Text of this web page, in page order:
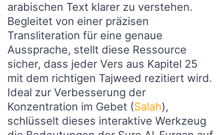
arabischen Text klarer zu verstehen.
Begleitet von einer präzisen
Transliteration für eine genaue
Aussprache, stellt diese Ressource
sicher, dass jeder Vers aus Kapitel 25
mit dem richtigen Tajweed rezitiert wird.
Ideal zur Verbesserung der
Konzentration im Gebet (Salah),
schlüsselt dieses interaktive Werkzeug